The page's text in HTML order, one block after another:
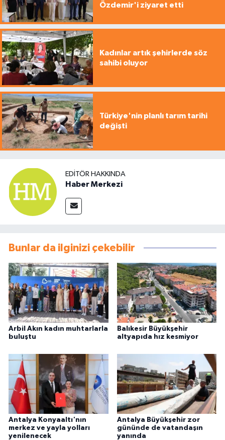
Özdemir'i ziyaret etti
Kadınlar artık şehirlerde söz
sahibi oluyor
Türkiye'nin planlı tarım tarihi
değişti
EDITÖR HAKKINDA
Haber Merkezi
Bunlar da ilginizi çekebilir
Arbil Akın kadın muhtarlarla
buluştu
Balıkesir Büyükşehir
altyapıda hız kesmiyor
Antalya Konyaaltı'nın
merkez ve yayla yolları
yenilenecek
Antalya Büyükşehir zor
gününde de vatandaşın
yanında